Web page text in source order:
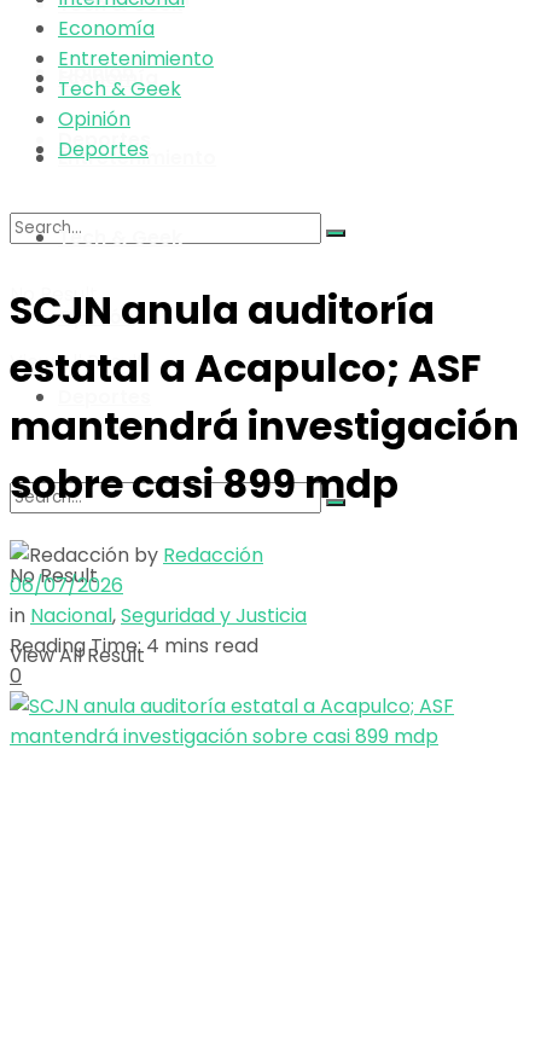
Opinión
Deportes
No Result
View All Result
Economía
Entretenimiento
Tech & Geek
Opinión
No Result
View All Result
Economía
Entretenimiento
Tech & Geek
Opinión
Deportes
SCJN anula auditoría
estatal a Acapulco; ASF
mantendrá investigación
sobre casi 899 mdp
by Redacción
06/07/2026
in Nacional,Seguridad y Justicia
Reading Time: 4 mins read
0